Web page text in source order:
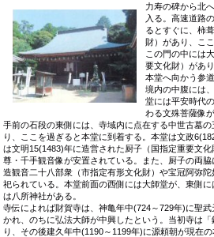
力寿の碑から北
入る。高速道路
るとすぐに、柿
財）があり、こ
この門の中には
要文化財）があ
本堂へ向かう参
境内の中腹には
堂には平安時代
わる文殊菩薩像
手前の石段の東側には、寺域内に点在する中世古墓
り、ここを過ぎると本堂に到着する。本堂は文政
は文明15(1483)年に造営された厨子（国指定重要文
尊・千手観音像が安置されている。また、厨子の両
造観音二十八部衆（市指定有形文化財）や宝冠阿弥
祀られている。本堂前面の西側には大師堂が、東側
は八所神社がある。
寺伝によれば財賀寺は、神亀年中(724～729年)に聖
かれ、のちに弘法大師が中興したという。当初寺は
り、その後建久年中(1190～1199年)に源頼朝が現在